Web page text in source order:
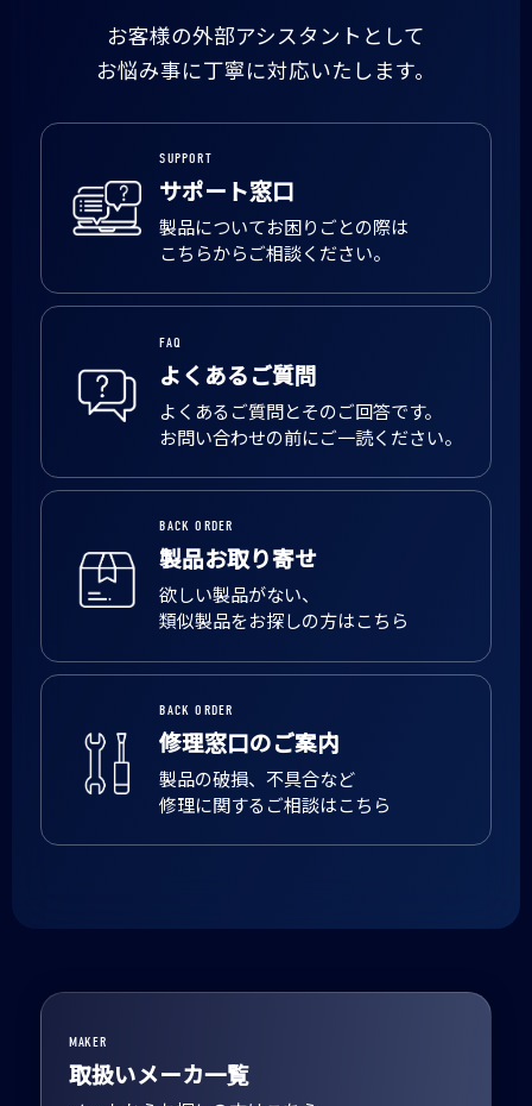
お客様の外部アシスタントとして
お悩み事に丁寧に対応いたします。
SUPPORT
サポート窓口
製品についてお困りごとの際は
こちらからご相談ください。
FAQ
よくあるご質問
よくあるご質問とそのご回答です。
お問い合わせの前にご一読ください。
BACK ORDER
製品お取り寄せ
欲しい製品がない、
類似製品をお探しの方はこちら
BACK ORDER
修理窓口のご案内
製品の破損、不具合など
修理に関するご相談はこちら
MAKER
取扱いメーカ一覧